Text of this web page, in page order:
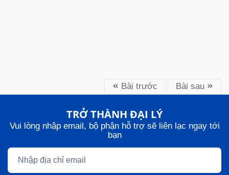
Bài trước Bài sau
TRỞ THÀNH ĐẠI LÝ
Vui lòng nhập email, bộ phận hỗ trợ sẽ liên lạc ngay tới
bạn